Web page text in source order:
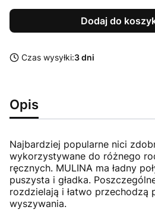
Dodaj do
Czas wysyłki:3 dni
Opis
Najbardziej popularne nici
wykorzystywane do różnego
ręcznych. MULINA ma ładny
puszysta i gładka.
rozdzielają i łatwo przechodzą
wyszywania.